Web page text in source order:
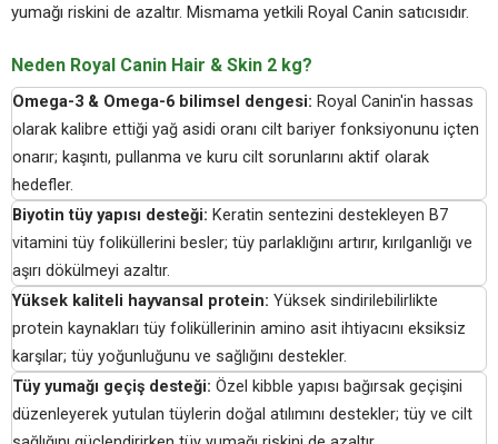
yumağı riskini de azaltır. Mismama yetkili Royal Canin satıcısıdır.
Neden Royal Canin Hair & Skin 2 kg?
Omega-3 & Omega-6 bilimsel dengesi: Royal Canin'in hassas
olarak kalibre ettiği yağ asidi oranı cilt bariyer fonksiyonunu içten
onarır; kaşıntı, pullanma ve kuru cilt sorunlarını aktif olarak
hedefler.
Biyotin tüy yapısı desteği: Keratin sentezini destekleyen B7
vitamini tüy foliküllerini besler; tüy parlaklığını artırır, kırılganlığı ve
aşırı dökülmeyi azaltır.
Yüksek kaliteli hayvansal protein: Yüksek sindirilebilirlikte
protein kaynakları tüy foliküllerinin amino asit ihtiyacını eksiksiz
karşılar; tüy yoğunluğunu ve sağlığını destekler.
Tüy yumağı geçiş desteği: Özel kibble yapısı bağırsak geçişini
düzenleyerek yutulan tüylerin doğal atılımını destekler; tüy ve cilt